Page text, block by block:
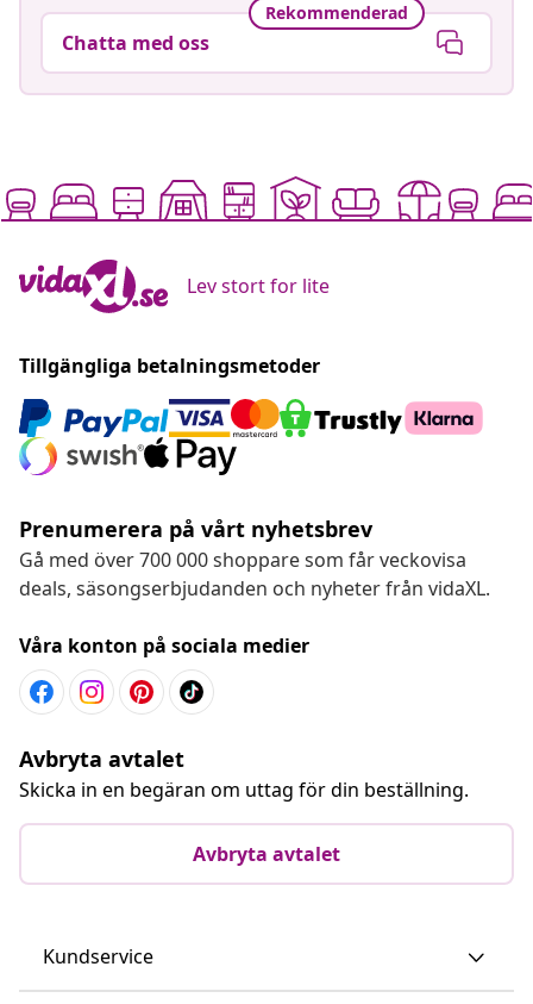
Rekommenderad
Chatta med oss
Lev stort for lite
Tillgängliga betalningsmetoder
Prenumerera på vårt nyhetsbrev
Gå med över 700 000 shoppare som får veckovisa
deals, säsongserbjudanden och nyheter från vidaXL.
Våra konton på sociala medier
Avbryta avtalet
Skicka in en begäran om uttag för din beställning.
Avbryta avtalet
Kundservice